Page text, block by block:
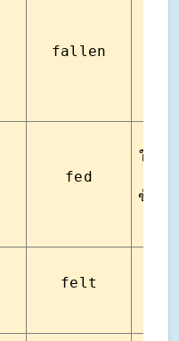
fallen
fed
ให้อา
ข้าว(
felt